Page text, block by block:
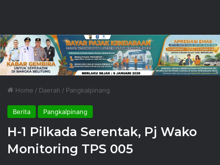
Home / Daerah / Pangkalpinang
Berita Pangkalpinang
H-1 Pilkada Serentak, Pj Wako
Monitoring TPS 005